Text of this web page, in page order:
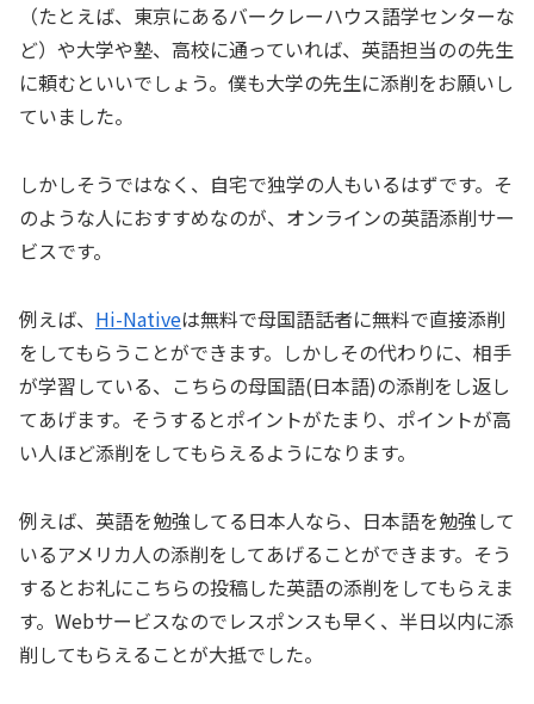
（たとえば、東京にあるバークレーハウス語学センターな
ど）や大学や塾、高校に通っていれば、英語担当のの先生
に頼むといいでしょう。僕も大学の先生に添削をお願いし
ていました。
しかしそうではなく、自宅で独学の人もいるはずです。そ
のような人におすすめなのが、オンラインの英語添削サー
ビスです。
例えば、 Hi-Nativeは無料で母国語話者に無料で直接添削
をしてもらうことができます。しかしその代わりに、相手
が学習している、こちらの母国語(日本語)の添削をし返し
てあげます。そうするとポイントがたまり、ポイントが高
い人ほど添削をしてもらえるようになります。
例えば、英語を勉強してる日本人なら、日本語を勉強して
いるアメリカ人の添削をしてあげることができます。そう
するとお礼にこちらの投稿した英語の添削をしてもらえま
す。Webサービスなのでレスポンスも早く、半日以内に添
削してもらえることが大抵でした。